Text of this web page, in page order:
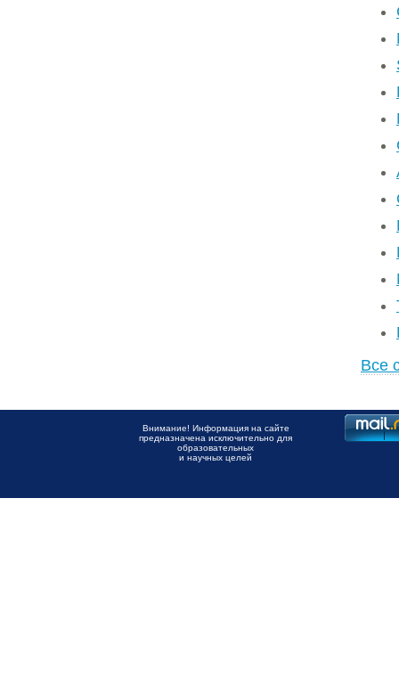
Все
Внимание! Информация на сайте
предназначена исключительно для
образовательных
и научных целей